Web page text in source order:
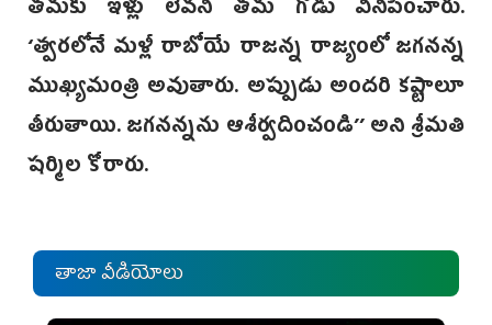
తమకు ఇళ్లు లేవని తమ గోడు వినిపించారు.
‘త్వరలోనే మళ్లీ రాబోయే రాజన్న రాజ్యంలో జగనన్న
ముఖ్యమంత్రి అవుతారు. అప్పుడు అందరి కష్టాలూ
తీరుతాయి. జగనన్నను ఆశీర్వదించండి’’ అని శ్రీమతి
షర్మిల కోరారు.
తాజా వీడియోలు